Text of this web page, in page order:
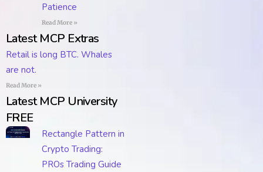
Patience
Read More »
Latest MCP Extras
Retail is long BTC. Whales
are not.
Read More »
Latest MCP University
FREE
Rectangle Pattern in
Crypto Trading:
PROs Trading Guide